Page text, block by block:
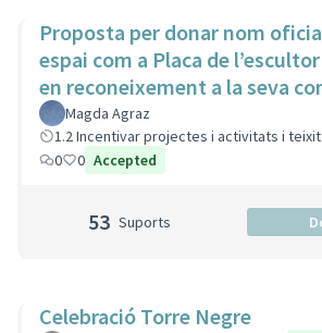
Proposta per donar nom
espai com a Placa de
en reconeixement a la seva
artística i cultural
Magda Agraz
1.2 Incentivar projectes i activitats i
0
0 Accepted
53 Suports
Celebració Torre Negre